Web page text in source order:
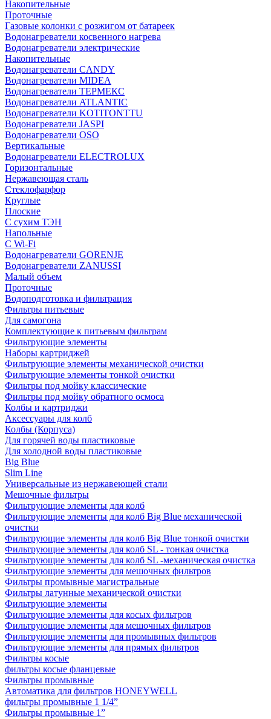
Накопительные
Проточные
Газовые колонки с розжигом от батареек
Водонагреватели косвенного нагрева
Водонагреватели электрические
Накопительные
Водонагреватели CANDY
Водонагреватели MIDEA
Водонагреватели ТЕРМЕКС
Водонагреватели ATLANTIC
Водонагреватели KOTITONTTU
Водонагреватели JASPI
Водонагреватели OSO
Вертикальные
Водонагреватели ELECTROLUX
Горизонтальные
Нержавеющая сталь
Стеклофарфор
Круглые
Плоские
С сухим ТЭН
Напольные
С Wi-Fi
Водонагреватели GORENJE
Водонагреватели ZANUSSI
Малый объем
Проточные
Водоподготовка и фильтрация
Фильтры питьевые
Для самогона
Комплектующие к питьевым фильтрам
Фильтрующие элементы
Наборы картриджей
Фильтрующие элементы механической очистки
Фильтрующие элементы тонкой очистки
Фильтры под мойку классические
Фильтры под мойку обратного осмоса
Колбы и картриджи
Аксессуары для колб
Колбы (Корпуса)
Для горячей воды пластиковые
Для холодной воды пластиковые
Big Blue
Slim Line
Универсальные из нержавеющей стали
Мешочные фильтры
Фильтрующие элементы для колб
Фильтрующие элементы для колб Big Blue механической
очистки
Фильтрующие элементы для колб Big Blue тонкой очистки
Фильтрующие элементы для колб SL - тонкая очистка
Фильтрующие элементы для колб SL -механическая очистка
Фильтрующие элементы для мешочных фильтров
Фильтры промывные магистральные
Фильтры латунные механической очистки
Фильтрующие элементы
Фильтрующие элементы для косых фильтров
Фильтрующие элементы для мешочных фильтров
Фильтрующие элементы для промывных фильтров
Фильтрующие элементы для прямых фильтров
Фильтры косые
фильтры косые фланцевые
Фильтры промывные
Автоматика для фильтров HONEYWELL
фильтры промывные 1 1/4”
Фильтры промывные 1”